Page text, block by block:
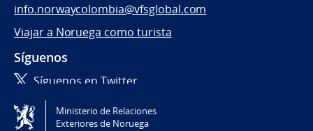
info.norwaycolombia@vfsglobal.com
Viajar a Noruega como turista
Síguenos
Síguenos en Twitter
Tilgjengelighetserklæring / Accessibility statement
Ministerio de Relaciones
Exteriores de Noruega